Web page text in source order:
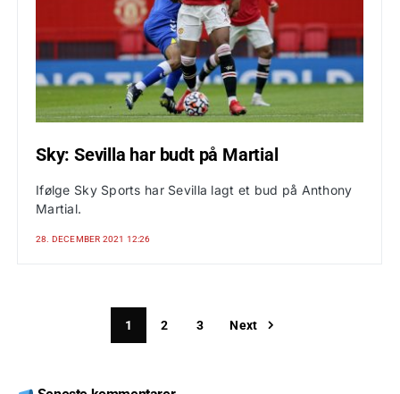
Sky: Sevilla har budt på Martial
Ifølge Sky Sports har Sevilla lagt et bud på Anthony
Martial.
28. DECEMBER 2021 12:26
1 2 3 Next